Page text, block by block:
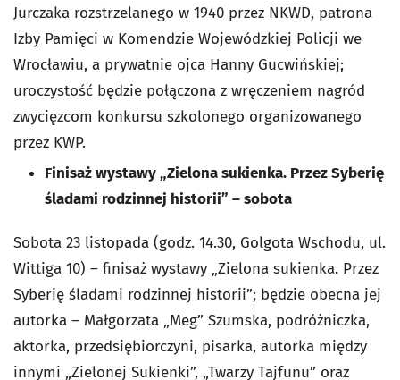
Jurczaka rozstrzelanego w 1940 przez NKWD, patrona
Izby Pamięci w Komendzie Wojewódzkiej Policji we
Wrocławiu, a prywatnie ojca Hanny Gucwińskiej;
uroczystość będzie połączona z wręczeniem nagród
zwycięzcom konkursu szkolonego organizowanego
przez KWP.
Finisaż wystawy „Zielona sukienka. Przez Syberię
śladami rodzinnej historii” – sobota
Sobota 23 listopada (godz. 14.30, Golgota Wschodu, ul.
Wittiga 10) – finisaż wystawy „Zielona sukienka. Przez
Syberię śladami rodzinnej historii”; będzie obecna jej
autorka – Małgorzata „Meg” Szumska, podróżniczka,
aktorka, przedsiębiorczyni, pisarka, autorka między
innymi „Zielonej Sukienki”, „Twarzy Tajfunu” oraz